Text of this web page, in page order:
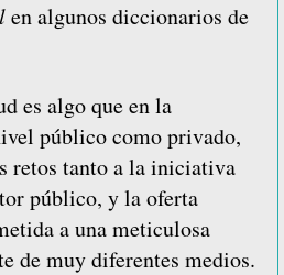
en algunos diccionarios de
es algo que en la
público como privado,
retos tanto a la iniciativa
público, y la oferta
a una meticulosa
de muy diferentes medios.